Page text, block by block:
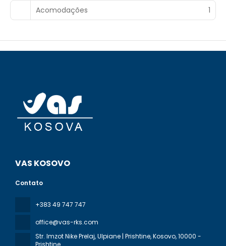
Acomodações 1
VAS KOSOVO
Contato
+383 49 747 747
office@vas-rks.com
Str. Imzot Nike Prelaj, Ulpiane | Prishtine, Kosovo, 10000 -
Prishtine